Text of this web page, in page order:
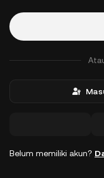
Belum memiliki akun?